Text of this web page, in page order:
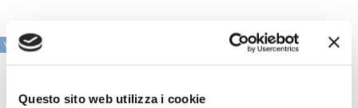
Questo sito web utilizza i cookie
VAI ALLA SEZIONE IN PRIMO PIANO